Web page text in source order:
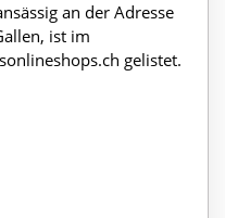
an der Adresse
ist im
gelistet.